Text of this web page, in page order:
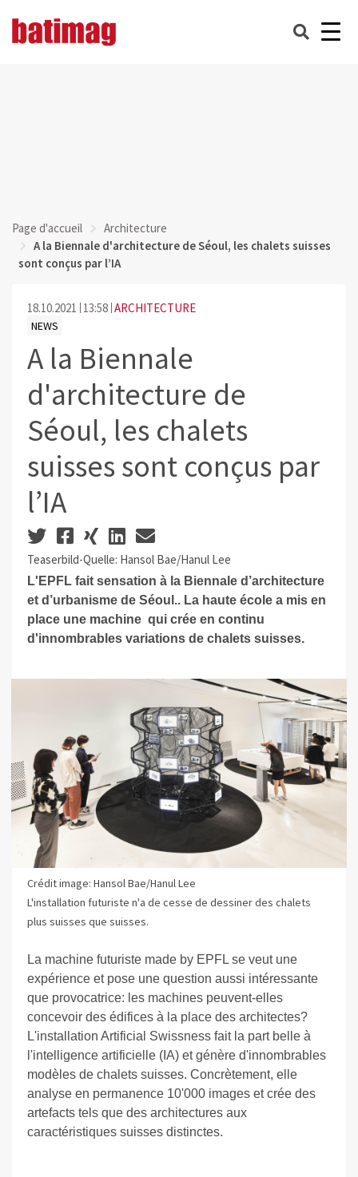
Page d'accueil
Architecture
A la Biennale d'architecture de Séoul, les chalets suisses
sont conçus par l’IA
18.10.2021 13:58 ARCHITECTURE
NEWS
A la Biennale
d'architecture de
Séoul, les chalets
suisses sont conçus par
l’IA
Teaserbild-Quelle: Hansol Bae/Hanul Lee
L'EPFL fait sensation à la Biennale d’architecture
et d’urbanisme de Séoul.. La haute école a mis en
place une machine qui crée en continu
d'innombrables variations de chalets suisses.
Crédit image: Hansol Bae/Hanul Lee
L'installation futuriste n'a de cesse de dessiner des chalets
plus suisses que suisses.
La machine futuriste made by EPFL se veut une
expérience et pose une question aussi intéressante
que provocatrice: les machines peuvent-elles
concevoir des édifices à la place des architectes?
L'installation Artificial Swissness fait la part belle à
'intelligence artificielle (IA) et génère d'innombrables
modèles de chalets suisses. Concrètement, elle
analyse en permanence 10'000 images et crée des
artefacts tels que des architectures aux
caractéristiques suisses distinctes.